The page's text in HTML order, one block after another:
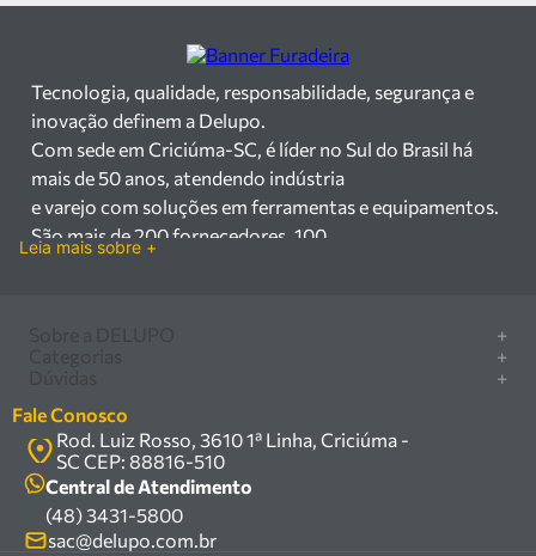
Tecnologia, qualidade, responsabilidade, segurança e
inovação definem a Delupo.
Com sede em Criciúma-SC, é líder no Sul do Brasil há
mais de 50 anos, atendendo indústria
e varejo com soluções em ferramentas e equipamentos.
São mais de 200 fornecedores, 100
equipamentos industriais no Sul do Brasil. Com sede em
Criciúma – SC, atendemos os
setores industrial e varejista com um amplo portfólio de
produtos à pronta entrega.
Trabalhamos com mais de 200 fornecedores parceiros e
um estoque com mais de
100.000 itens, incluindo máquinas, ferramentas
Leia mais sobre +
+
Marcas
Política de privacidade
Política de entrega
Termos e condições
Fale conosco
+
Serra circular
Compressor
Caixa Organizadora
Carrinho Armazém
Kits
+
Como comprar
Central de ajuda
Troca, devolução e garantia
Fale Conosco
Rod. Luiz Rosso, 3610 1ª Linha, Criciúma -
SC CEP: 88816-510
Central de Atendimento
(48) 3431-5800
sac@delupo.com.br